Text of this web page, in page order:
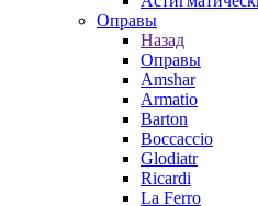
Оправы
Назад
Оправы
Amshar
Armatio
Barton
Boccaccio
Glodiatr
Ricardi
La Ferro